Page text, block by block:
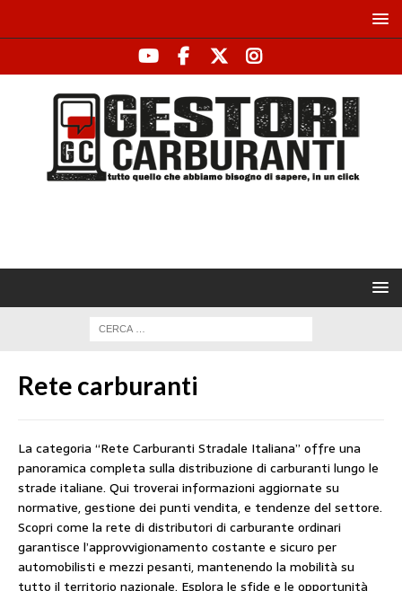
Rete carburanti
La categoria “Rete Carburanti Stradale Italiana” offre una
panoramica completa sulla distribuzione di carburanti lungo le
strade italiane. Qui troverai informazioni aggiornate su
normative, gestione dei punti vendita, e tendenze del settore.
Scopri come la rete di distributori di carburante ordinari
garantisce l’approvvigionamento costante e sicuro per
automobilisti e mezzi pesanti, mantenendo la mobilità su
tutto il territorio nazionale. Esplora le sfide e le opportunità